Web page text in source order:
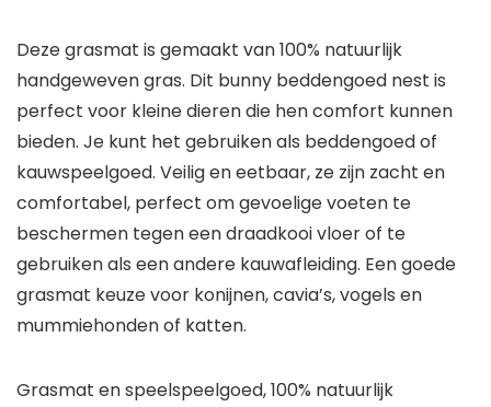
Deze grasmat is gemaakt van 100% natuurlijk
handgeweven gras. Dit bunny beddengoed nest is
perfect voor kleine dieren die hen comfort kunnen
bieden. Je kunt het gebruiken als beddengoed of
kauwspeelgoed. Veilig en eetbaar, ze zijn zacht en
comfortabel, perfect om gevoelige voeten te
beschermen tegen een draadkooi vloer of te
gebruiken als een andere kauwafleiding. Een goede
grasmat keuze voor konijnen, cavia’s, vogels en
mummiehonden of katten.
Grasmat en speelspeelgoed, 100% natuurlijk